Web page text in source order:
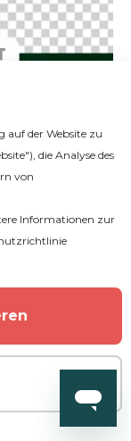
auf der Website zu
die Analyse des
von
Informationen zur